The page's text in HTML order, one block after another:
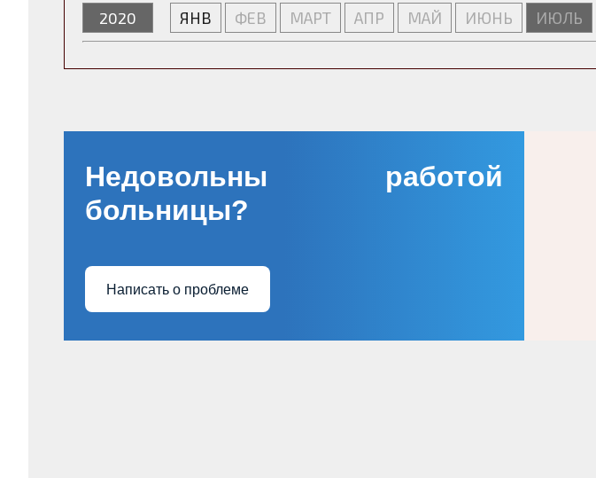
2020 ЯНВ ФЕВ МАРТ АПР МАЙ ИЮНЬ ИЮЛЬ
Недовольны работой
больницы?
Написать о проблеме